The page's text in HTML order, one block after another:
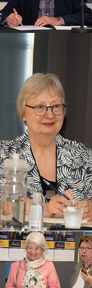
larger version
larger version